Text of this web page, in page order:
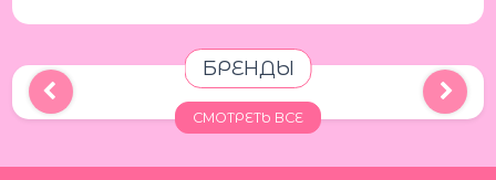
БРЕНДЫ
СМОТРЕТЬ ВСЕ